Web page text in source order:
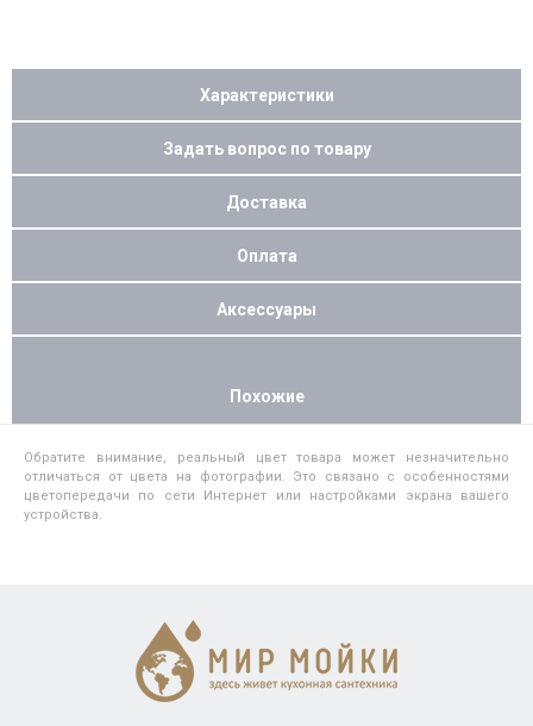
Характеристики
Задать вопрос по товару
Доставка
Оплата
Аксессуары
Похожие
Обратите внимание, реальный цвет товара может незначительно
отличаться от цвета на фотографии. Это связано с особенностями
цветопередачи по сети Интернет или настройками экрана вашего
устройства.